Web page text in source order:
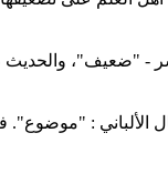
معشر - "ضعيف"،